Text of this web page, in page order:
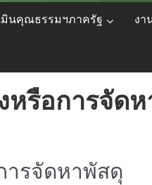
มินคุณธรรมฯภาครัฐ งา
หรือการจัดห
ารจัดหาพัสดุ